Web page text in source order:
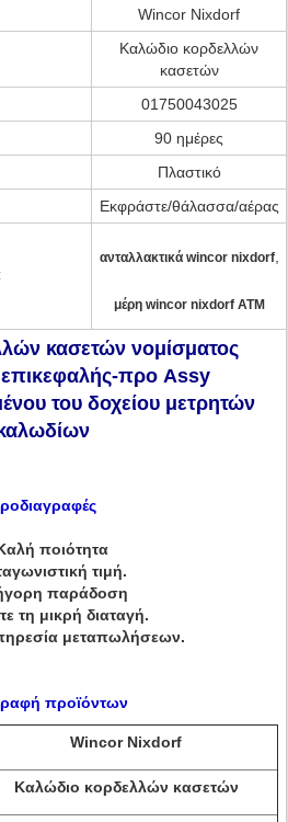
Wincor Nixdorf
Καλώδιο κορδελλών
κασετών
01750043025
90 ημέρες
Πλαστικό
Εκφράστε/θάλασσα/αέρας
ανταλλακτικά wincor nixdorf,
μέρη wincor nixdorf ATM
κασετών νομίσματος
προ Assy
του δοχείου μετρητών
ποιότητα
τιμή.
παράδοση
τη μικρή διαταγή.
μεταπωλήσεων.
προϊόντων
Wincor Nixdorf
Καλώδιο κορδελλών κασετών